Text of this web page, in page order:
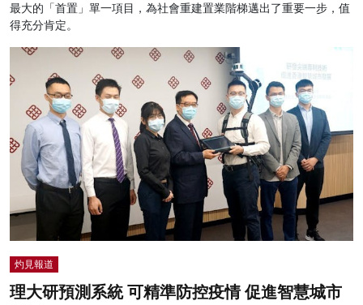
最大的「首置」單一項目，為社會重建置業階梯邁出了重要一步，值
得充分肯定。
灼見報道
理大研預測系統 可精準防控疫情 促進智慧城市